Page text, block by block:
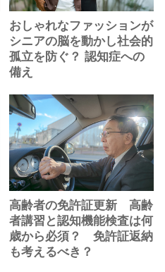
おしゃれなファッションが
シニアの脳を動かし社会的
孤立を防ぐ？ 認知症への
備え
高齢者の免許証更新 高齢
者講習と認知機能検査は何
歳から必須？ 免許証返納
も考えるべき？